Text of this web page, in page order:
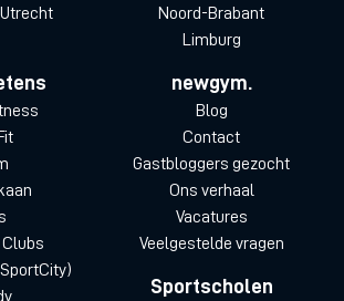
Noord-Brabant
Limburg
Clubs
SportCity)
newgym.
Blog
Contact
Gastbloggers gezocht
Ons verhaal
Vacatures
Veelgestelde vragen
Sportscholen